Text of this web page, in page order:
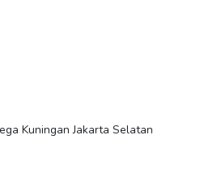
Kuningan Jakarta Selatan